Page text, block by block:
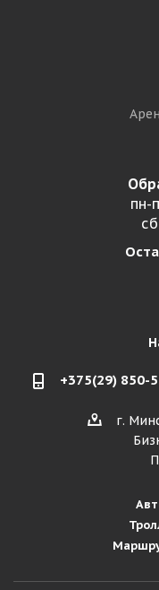
пн-
+375(29) 850-
г.